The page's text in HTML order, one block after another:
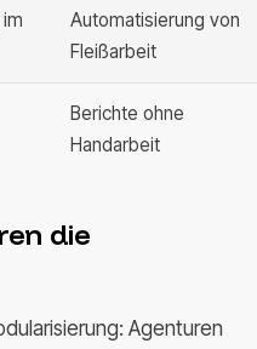
Automatisierung von
Fleißarbeit
Berichte ohne
Handarbeit
die
Agenturen